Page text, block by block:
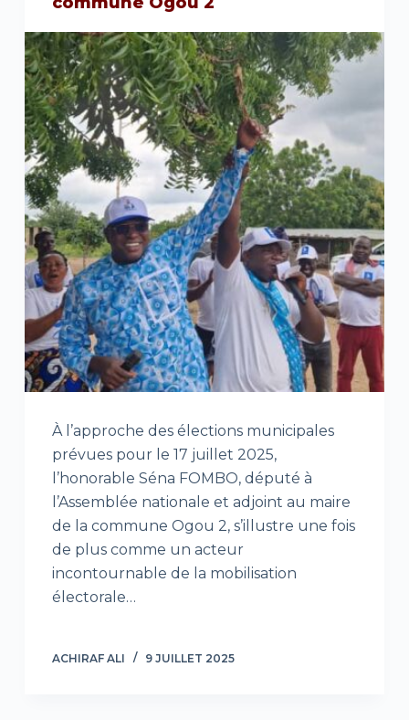
À l’approche des élections municipales
prévues pour le 17 juillet 2025,
l’honorable Séna FOMBO, député à
l’Assemblée nationale et adjoint au maire
de la commune Ogou 2, s’illustre une fois
de plus comme un acteur
incontournable de la mobilisation
électorale…
ACHIRAF ALI 9 JUILLET 2025